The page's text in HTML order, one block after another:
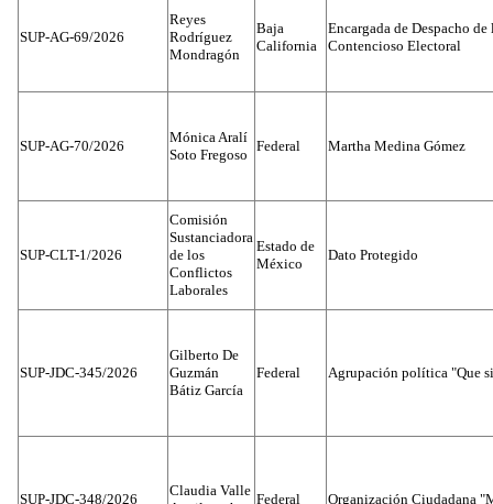
SUP-AG-69/2026
Reyes
Rodríguez
Mondragón
Baja
California
Encargada de Despacho
Contencioso Electoral
SUP-AG-70/2026
Mónica Aralí
Soto Fregoso
Federal Martha Medina Gómez
SUP-CLT-1/2026
Comisión
Sustanciadora
de los
Conflictos
Laborales
Estado de
México
Dato Protegido
SUP-JDC-345/2026
Gilberto De
Guzmán
Bátiz García
Federal Agrupación política "Que
SUP-JDC-348/2026
Claudia Valle
Federal Organización Ciudadana